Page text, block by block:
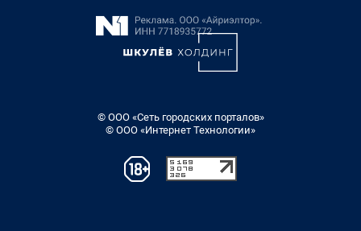
© ООО «Сеть городских порталов»
© ООО «Интернет Технологии»